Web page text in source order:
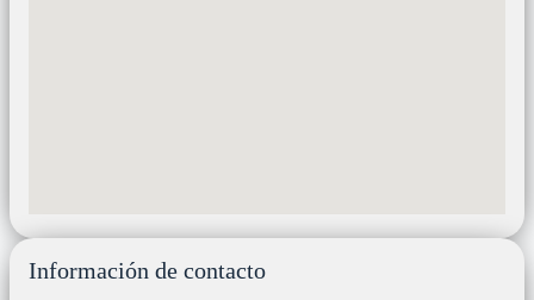
Información de contacto